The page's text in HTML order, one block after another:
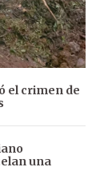
el crimen de
una